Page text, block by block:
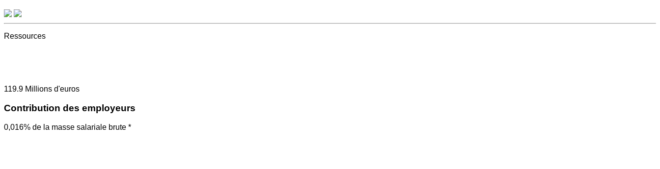
Ressources
119.9 Millions d'euros
Contribution des employeurs
0,016% de la masse salariale brute *